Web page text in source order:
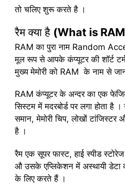
तो चलिए शुरू करते है ।
रैम क्या है (What is
RAM का पुरा नाम Random
मूल रूप से आपके कंप्यूटर की शॉर्ट
मुख्य मेमोरी को RAM के नाम से
RAM कंप्यूटर के अन्दर का एक
सिस्टम में मदरबोर्ड पर लगा होता है
समान, मेमोरी चिप, लोखों
है ।
रैम एक सूपर फास्ट, हाई स्पीड
औ उसके एप्लिकेशन में अस्थायी डेटा
के लिए करते हैं ।